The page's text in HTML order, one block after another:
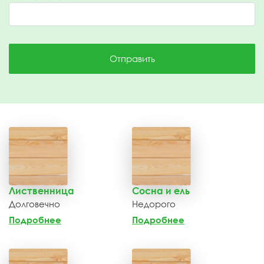
Отправить
Лиственница
Долговечно
Подробнее
Сосна и ель
Недорого
Подробнее